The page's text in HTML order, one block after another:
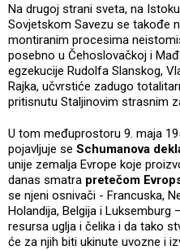
Na drugoj strani sveta, na
Sovjetskom Savezu se takođe
montiranim procesima
posebno u Čehoslovačkoj i
egzekucije Rudolfa Slanskog,
Rajka, učvrstiće zadugo
pritisnutu Staljinovim strasnim
U tom međuprostoru 9. maja
pojavljuje se Schumanova
unije zemalja Evrope koje
danas smatra pretečom
se njeni osnivači - Francuska,
Holandija, Belgija i Luksemburg
resursa uglja i čelika i da tako
će za njih biti ukinute uvozne i